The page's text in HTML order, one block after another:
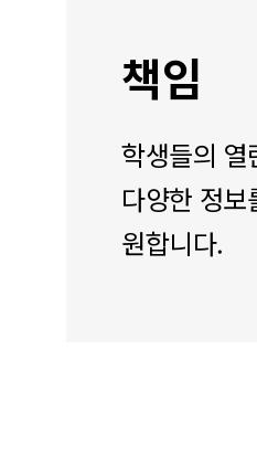
책임
학생들의 열
다양한 정
원합니다.